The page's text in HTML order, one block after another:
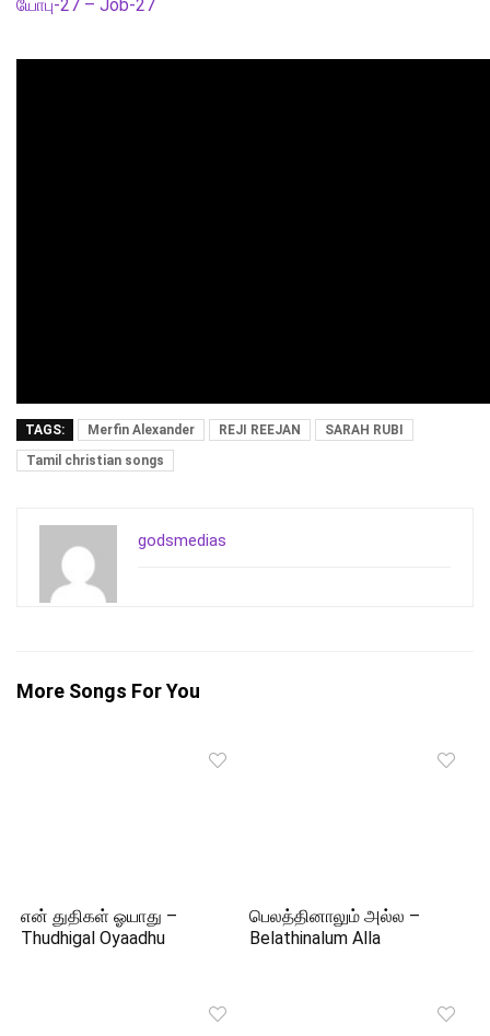
யோபு-27 – Job-27
TAGS: Merfin Alexander REJI REEJAN
SARAH RUBI
Tamil christian songs
godsmedias
More Songs For You
என் துதிகள் ஓயாது –
Thudhigal Oyaadhu
பெலத்தினாலும் அல்ல –
Belathinalum Alla